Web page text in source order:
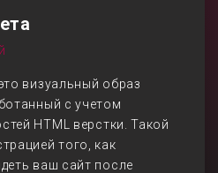
визуальный образ
с учетом
HTML верстки. Такой
того, как
ваш сайт после